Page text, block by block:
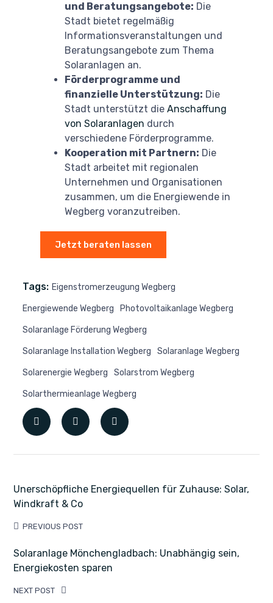
und Beratungsangebote: Die
Stadt bietet regelmäßig
Informationsveranstaltungen und
Beratungsangebote zum Thema
Solaranlagen an.
Förderprogramme und
finanzielle Unterstützung: Die
Stadt unterstützt dieAnschaffung
von Solaranlagen durch
verschiedene Förderprogramme.
Kooperation mit Partnern: Die
Stadt arbeitet mit regionalen
Unternehmen und Organisationen
zusammen, um die Energiewende in
Wegberg voranzutreiben.
Jetzt beraten lassen
Tags: Eigenstromerzeugung Wegberg
Energiewende Wegberg Photovoltaikanlage Wegberg
Solaranlage Förderung Wegberg
Solaranlage Installation Wegberg Solaranlage Wegberg
Solarenergie Wegberg Solarstrom Wegberg
Solarthermieanlage Wegberg
Unerschöpfliche Energiequellen für Zuhause: Solar,
Windkraft & Co
PREVIOUS POST
Solaranlage Mönchengladbach: Unabhängig sein,
Energiekosten sparen
NEXT POST